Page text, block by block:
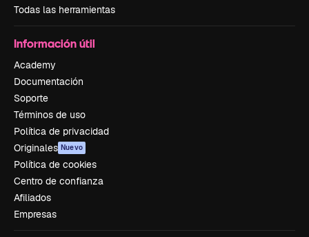
Todas las herramientas
Información útil
Academy
Documentación
Soporte
Términos de uso
Política de privacidad
Originales Nuevo
Política de cookies
Centro de confianza
Afiliados
Empresas